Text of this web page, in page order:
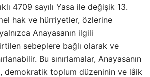
4709 sayılı Yasa ile değişik 13.
hak ve hürriyetler, özlerine
Anayasanın ilgili
sebeplere bağlı olarak ve
Bu sınırlamalar, Anayasanın
demokratik toplum düzeninin ve lâik